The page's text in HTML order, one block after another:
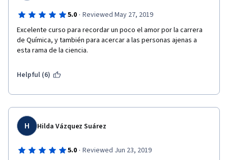
5.0 · Reviewed May 27, 2019
Excelente curso para recordar un poco el amor por la carrera
de Química, y también para acercar a las personas ajenas a
esta rama de la ciencia.
Helpful (6)
H Hilda Vázquez Suárez
5.0 · Reviewed Jun 23, 2019